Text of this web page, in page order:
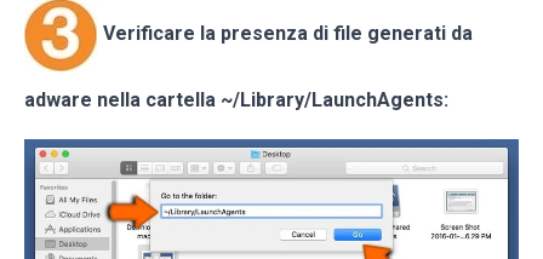
Verificare la presenza di file generati da
adware nella cartella ~/Library/LaunchAgents: